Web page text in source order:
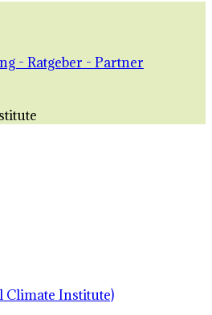
- Ratgeber - Partner
Climate Institute)